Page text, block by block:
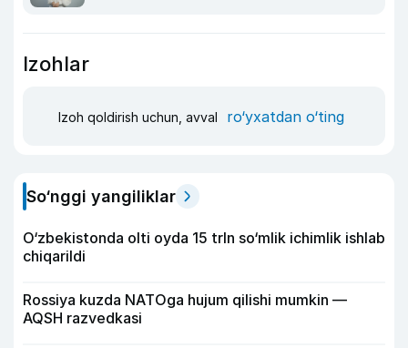
Izohlar
Izoh qoldirish uchun, avval ro‘yxatdan o‘ting
So‘nggi yangiliklar
O‘zbekistonda olti oyda 15 trln so‘mlik ichimlik ishlab
chiqarildi
Rossiya kuzda NATOga hujum qilishi mumkin —
AQSH razvedkasi